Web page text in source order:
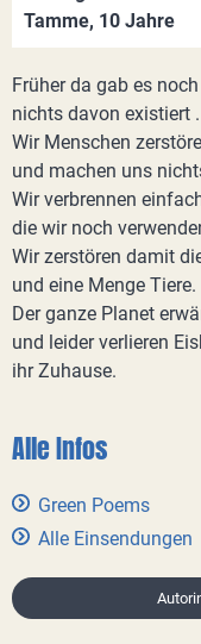
Tamme, 10 Jahre
Früher da gab es
nichts davon existiert .
Wir Menschen
und machen uns
Wir verbrennen
die wir noch
Wir zerstören damit
und eine Menge Tiere.
Der ganze Planet
und leider verlieren
ihr Zuhause.
Alle Infos
Green Poems
Alle Einsendungen